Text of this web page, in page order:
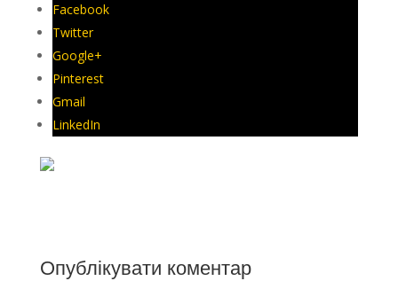
Facebook
Twitter
Google+
Pinterest
Gmail
LinkedIn
Опублікувати коментар